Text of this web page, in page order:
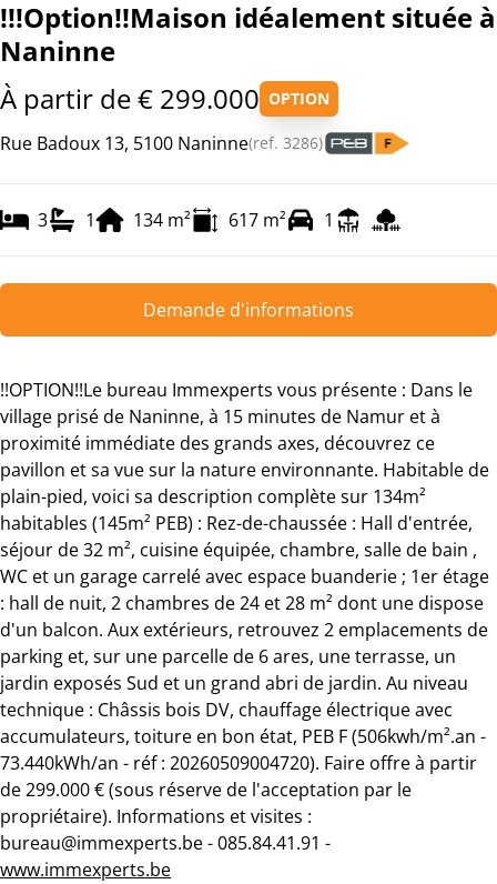
!!!Option!!Maison idéalement située à
Naninne
À partir de € 299.000 OPTION
Rue Badoux 13, 5100 Naninne(ref. 3286)
3 1 134 m² 617 m² 1
Demande d'informations
!!OPTION!!Le bureau Immexperts vous présente : Dans le
village prisé de Naninne, à 15 minutes de Namur et à
proximité immédiate des grands axes, découvrez ce
pavillon et sa vue sur la nature environnante. Habitable de
plain-pied, voici sa description complète sur 134m²
habitables (145m² PEB) : Rez-de-chaussée : Hall d'entrée,
séjour de 32 m², cuisine équipée, chambre, salle de bain ,
WC et un garage carrelé avec espace buanderie ; 1er étage
: hall de nuit, 2 chambres de 24 et 28 m² dont une dispose
d'un balcon. Aux extérieurs, retrouvez 2 emplacements de
parking et, sur une parcelle de 6 ares, une terrasse, un
jardin exposés Sud et un grand abri de jardin. Au niveau
technique : Châssis bois DV, chauffage électrique avec
accumulateurs, toiture en bon état, PEB F (506kwh/m².an -
73.440kWh/an - réf : 20260509004720). Faire offre à partir
de 299.000 € (sous réserve de l'acceptation par le
propriétaire). Informations et visites :
bureau@immexperts.be - 085.84.41.91 -
www.immexperts.be